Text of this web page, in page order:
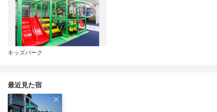
キッズパーク
最近見た宿